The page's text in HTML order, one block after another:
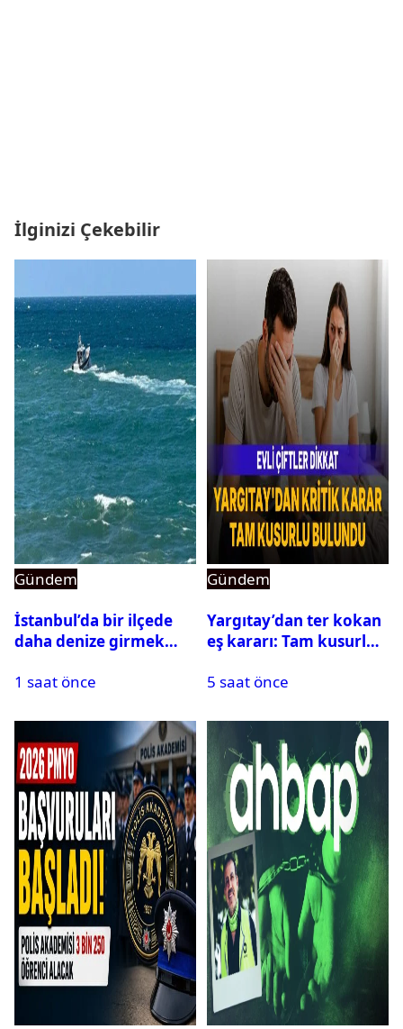
İlginizi Çekebilir
Gündem
İstanbul’da bir ilçede
daha denize girmek
1 saat önce
Gündem
Yargıtay’dan ter kokan
eş kararı: Tam kusurlu
5 saat önce